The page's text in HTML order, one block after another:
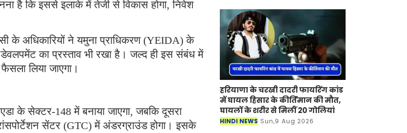
है कि इससे इलाके में तेजी से विकास होगा, निवेश
के अधिकारियों ने यमुना प्राधिकरण (YEIDA) के
का प्रस्ताव भी रखा है। जल्द ही इस संबंध में
लिया जाएगा।
के सेक्टर-148 में बनाया जाएगा, जबकि दूसरा
सेंटर (GTC) में अंडरग्राउंड होगा। इसके
हरियाणा के चरखी दादरी फायरिंग कांड
में घायल हिसार के कीर्तिमान की मौत,
घायलों के शरीर से मिलीं 20 गोलियां
HINDI NEWS Sun,9 Aug 2026